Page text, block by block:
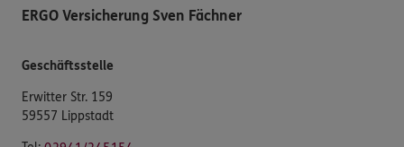
ERGO Versicherung Sven Fächner
Geschäftsstelle
Erwitter Str. 159
59557 Lippstadt